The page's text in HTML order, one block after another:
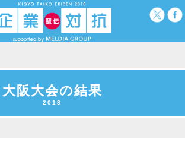
大阪大会の結果
2018